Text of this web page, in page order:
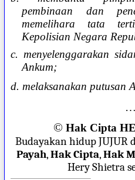
pembinaan dan
memelihara tata
Kepolisian Negara
c. menyelenggarakan
Ankum;
d. melaksanakan putusan
…
© Hak Cipta
Budayakan hidup JUJUR
Payah,Hak Cipta,Hak
Hery Shietra